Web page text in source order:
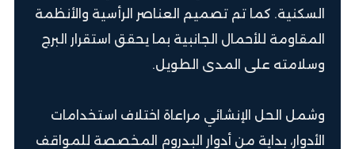
السكنية. كما تم تصميم العناصر الرأسية والأنظمة
المقاومة للأحمال الجانبية بما يحقق استقرار البرج
وسلامته على المدى الطويل.
وشمل الحل الإنشائي مراعاة اختلاف استخدامات
الأدوار، بداية من أدوار البدروم المخصصة للمواقف